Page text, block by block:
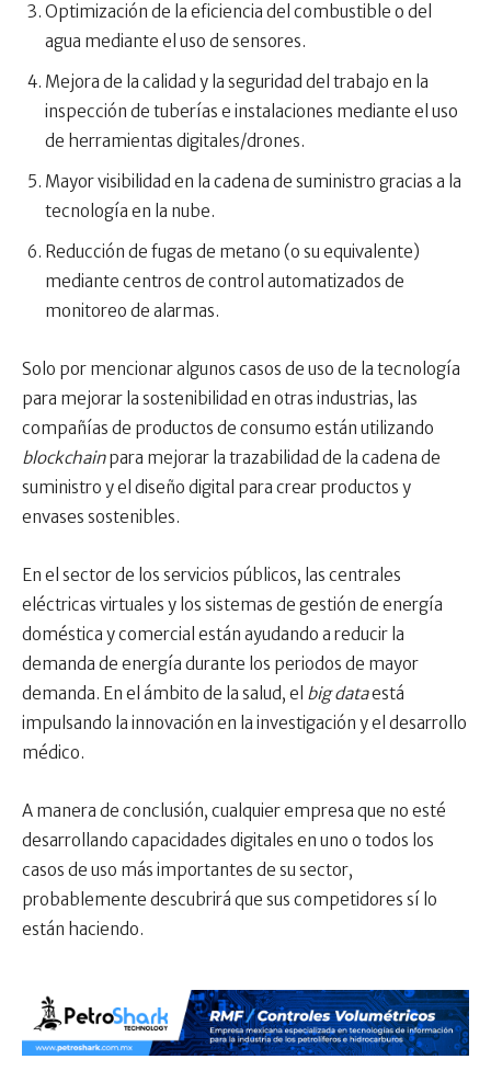
Optimización de la eficiencia del combustible o del
agua mediante el uso de sensores.
Mejora de la calidad y la seguridad del trabajo en la
inspección de tuberías e instalaciones mediante el uso
de herramientas digitales/drones.
Mayor visibilidad en la cadena de suministro gracias a la
tecnología en la nube.
Reducción de fugas de metano (o su equivalente)
mediante centros de control automatizados de
monitoreo de alarmas.
Solo por mencionar algunos casos de uso de la tecnología
para mejorar la sostenibilidad en otras industrias, las
compañías de productos de consumo están utilizando
blockchainpara mejorar la trazabilidad de la cadena de
suministro y el diseño digital para crear productos y
envases sostenibles.
En el sector de los servicios públicos, las centrales
eléctricas virtuales y los sistemas de gestión de energía
doméstica y comercial están ayudando a reducir la
demanda de energía durante los periodos de mayor
demanda. En el ámbito de la salud, el big dataestá
impulsando la innovación en la investigación y el desarrollo
médico.
A manera de conclusión, cualquier empresa que no esté
desarrollando capacidades digitales en uno o todos los
casos de uso más importantes de su sector,
probablemente descubrirá que sus competidores sí lo
están haciendo.